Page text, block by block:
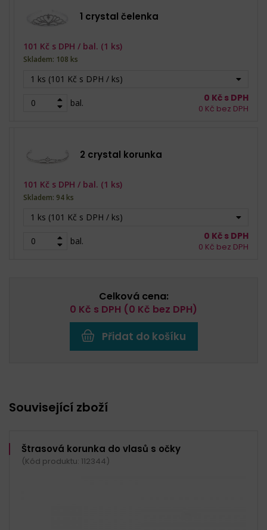
1 crystal čelenka
1 ks (101 Kč s DPH / ks)
bal.
101 Kč s DPH / bal. (1 ks)
Skladem: 108 ks
0 Kč s DPH
0 Kč bez DPH
2 crystal korunka
1 ks (101 Kč s DPH / ks)
bal.
101 Kč s DPH / bal. (1 ks)
Skladem: 94 ks
0 Kč s DPH
0 Kč bez DPH
Celková cena:
0 Kč s DPH (0 Kč bez DPH)
Přidat do košíku
Související zboží
Štrasová korunka do vlasů s očky
(Kód produktu: 112344)